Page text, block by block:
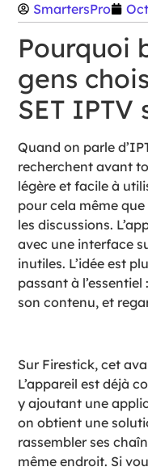
SmartersPro
Pourquoi
gens
SET IPTV
Quand on parle
recherchent avant
légère et facile à
pour cela même
les discussions.
avec une interface
inutiles. L’idée est
passant à
son contenu, et
Sur Firestick, cet
L’appareil est déjà
y ajoutant une
on obtient une
rassembler ses
même endroit. Si